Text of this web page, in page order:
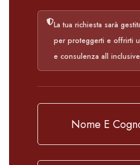
La tua richiesta sarà
per proteggerti e offrirti
e consulenza all inclusive.